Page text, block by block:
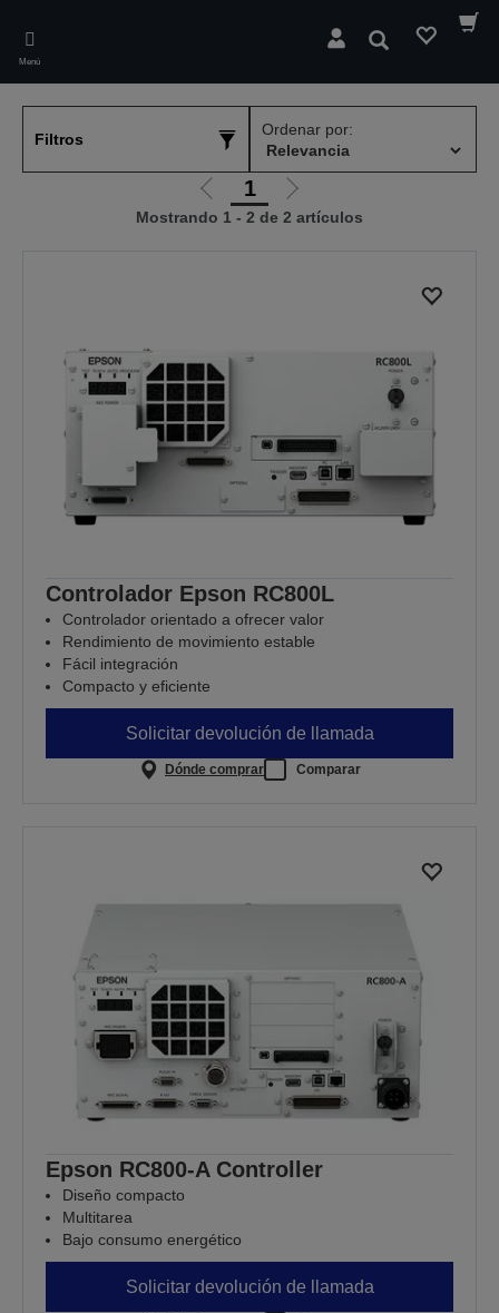
main
content
Menú
Buscar
Filtros
Ordenar por:
Ir
a
1
Ir
a
Mostrando 1 - 2 de 2 artículos
Controlador Epson RC800L
Controlador orientado a ofrecer valor
Rendimiento de movimiento estable
Fácil integración
Compacto y eficiente
Solicitar devolución de llamada
Dónde comprar Comparar
Epson RC800-A Controller
Diseño compacto
Multitarea
Bajo consumo energético
Solicitar devolución de llamada